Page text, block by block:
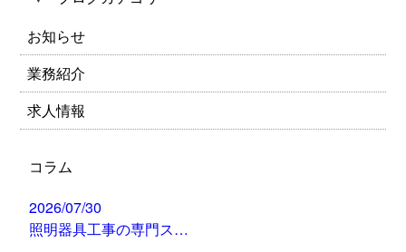
お知らせ
業務紹介
求人情報
コラム
2026/07/30
照明器具工事の専門ス…